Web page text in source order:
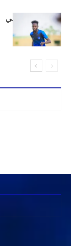
كنن يصل كيجالي